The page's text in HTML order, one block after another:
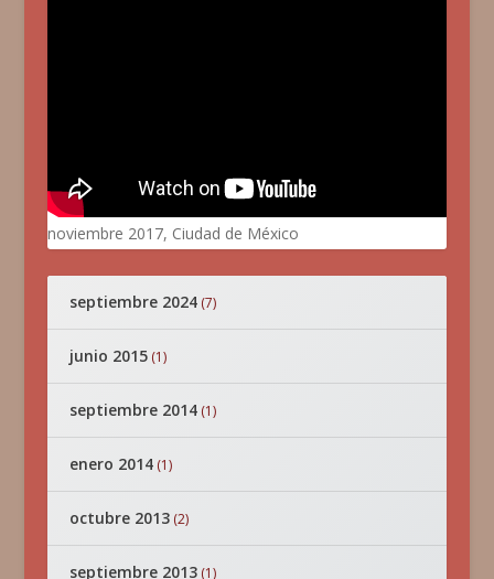
noviembre 2017, Ciudad de México
septiembre 2024(7)
junio 2015(1)
septiembre 2014(1)
enero 2014(1)
octubre 2013(2)
septiembre 2013(1)